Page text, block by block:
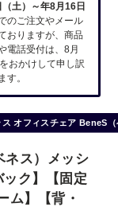
土）～年8月16日
のご注文やメール
おりますが、商品
電話受付は、8月
おかけして申し訳
す。
ス オフィスチェア BeneS
ネス）メッシ
ク】【固定
ム】【背・